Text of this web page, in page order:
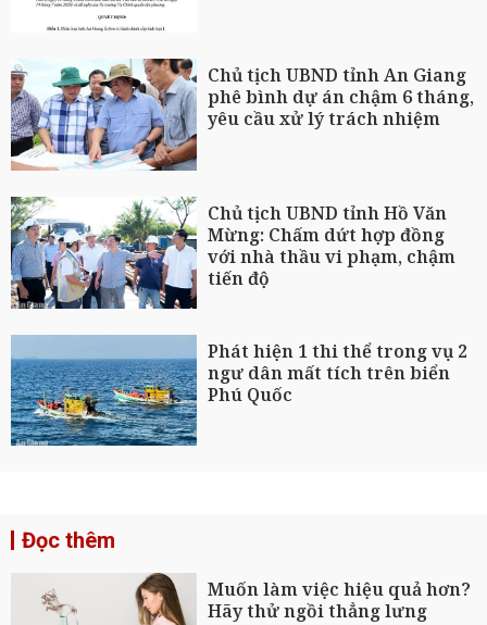
Chủ tịch UBND tỉnh An Giang
phê bình dự án chậm 6 tháng,
yêu cầu xử lý trách nhiệm
Chủ tịch UBND tỉnh Hồ Văn
Mừng: Chấm dứt hợp đồng
với nhà thầu vi phạm, chậm
tiến độ
Phát hiện 1 thi thể trong vụ 2
ngư dân mất tích trên biển
Phú Quốc
Đọc thêm
Muốn làm việc hiệu quả hơn?
Hãy thử ngồi thẳng lưng